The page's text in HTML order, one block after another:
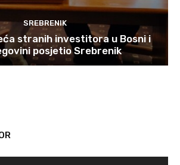
SREBRENIK
stranih investitora u Bosni i
posjetio Srebrenik